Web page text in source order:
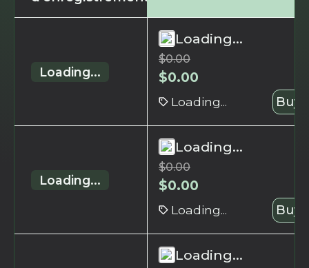
Loading...
Loading...
$0.00
$0.00
Loading... Buy
Loading...
Loading...
$0.00
$0.00
Loading... Buy
Loading...